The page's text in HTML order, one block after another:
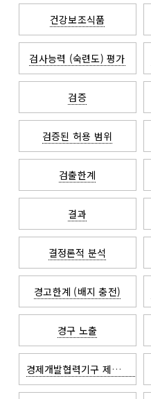
건강보조식품
검사능력 (숙련도) 평가
검증
검증된 허용 범위
검출한계
결과
결정론적 분석
경고한계 (배지 충전)
경구 노출
경제개발협력기구 제조나노물질작업반